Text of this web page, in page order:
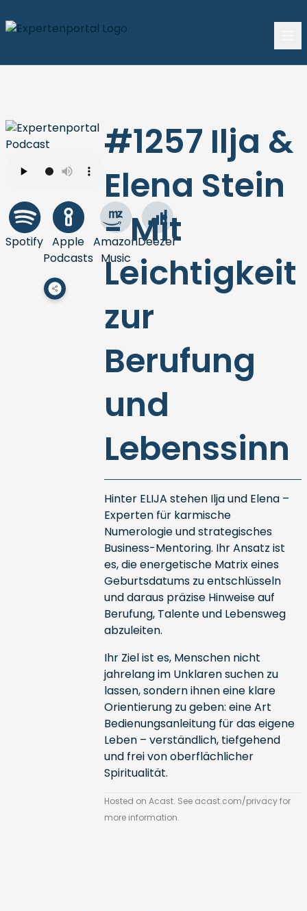
Spotify Apple
Podcasts
Amazon
Music
Deezer
#1257 Ilja &
Elena Stein
- Mit
Leichtigkeit
zur
Berufung
und
Lebenssinn
Hinter ELIJA stehen Ilja und Elena –
Experten für karmische
Numerologie und strategisches
Business-Mentoring. Ihr Ansatz ist
es, die energetische Matrix eines
Geburtsdatums zu entschlüsseln
und daraus präzise Hinweise auf
Berufung, Talente und Lebensweg
abzuleiten.
Ihr Ziel ist es, Menschen nicht
jahrelang im Unklaren suchen zu
lassen, sondern ihnen eine klare
Orientierung zu geben: eine Art
Bedienungsanleitung für das eigene
Leben – verständlich, tiefgehend
und frei von oberflächlicher
Spiritualität.
Hosted on Acast. See acast.com/privacyfor
more information.